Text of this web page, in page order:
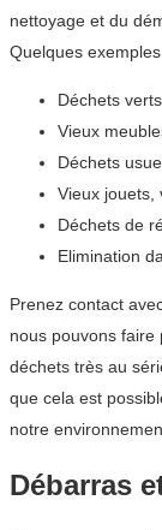
nettoyage et du
Quelques
Déchets
Vieux
Déchets
Vieux jouets,
Déchets de
Elimination
Prenez contact
nous pouvons faire
déchets très au
que cela est
notre
Débarras